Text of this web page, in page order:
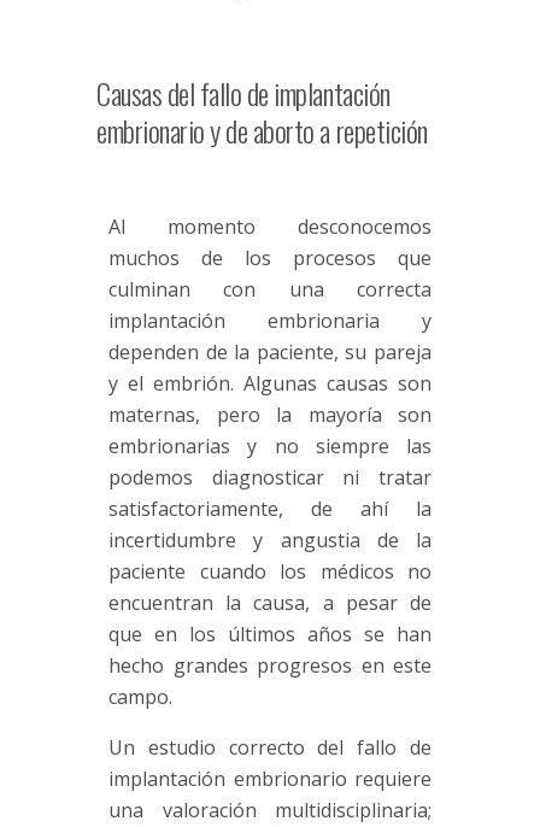
Causas del fallo de implantación
embrionario y de aborto a repetición
Al momento desconocemos
muchos de los procesos que
culminan con una correcta
implantación embrionaria y
dependen de la paciente, su pareja
y el embrión. Algunas causas son
maternas, pero la mayoría son
embrionarias y no siempre las
podemos diagnosticar ni tratar
satisfactoriamente, de ahí la
incertidumbre y angustia de la
paciente cuando los médicos no
encuentran la causa, a pesar de
que en los últimos años se han
hecho grandes progresos en este
campo.
Un estudio correcto del fallo de
implantación embrionario requiere
una valoración multidisciplinaria;